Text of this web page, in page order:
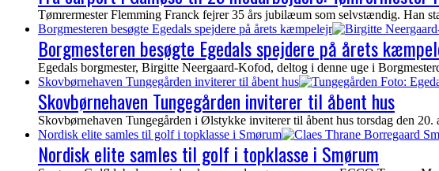
Tømrermester Flemming Franck fejrer 35 års jubilæum som selvstændig. Han
Borgmesteren besøgte Egedals spejdere på årets kæmpelejr
Borgmesteren besøgte Egedals spejdere på årets
Egedals borgmester, Birgitte Neergaard-Kofod, deltog i denne uge i
Skovbørnehaven Tungegården inviterer til åbent hus
Skovbørnehaven Tungegården inviterer til åbent hus
Skovbørnehaven Tungegården i Ølstykke inviterer til åbent hus torsdag den
Nordisk elite samles til golf i topklasse i Smørum
Nordisk elite samles til golf i topklasse i Smørum